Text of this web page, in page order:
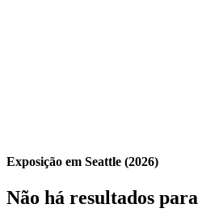
Exposição em Seattle (2026)
Não há resultados para